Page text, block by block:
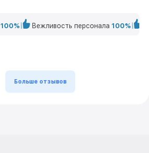
100% Вежливость персонала 100%
Больше отзывов